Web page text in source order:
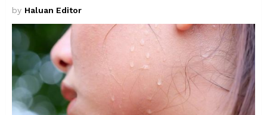
by Haluan Editor